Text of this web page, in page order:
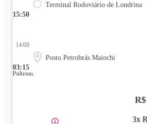
15:50
Terminal Rodoviário de Londrina
03:15
14/08
Posto Petrobrás Maiochi
Poltrona
3x